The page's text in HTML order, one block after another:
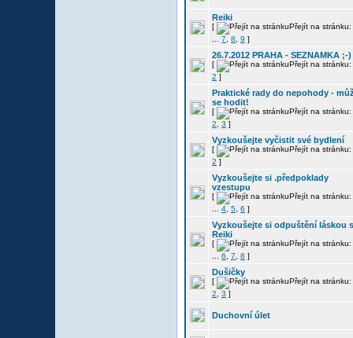
Reiki
[
Přejít na stránku:
7 8 9 ]
26.7.2012 PRAHA - SEZNAMKA ;-)
[
Přejít na stránku:
2 ]
Praktické rady do nepohody -
se hodit!
[
Přejít na stránku:
2
3 ]
Vyzkoušejte vyčistit své bydlení
[
Přejít na stránku:
2 ]
Vyzkoušejte si .předpoklady
vzestupu
[
Přejít na stránku:
4 5 6 ]
Vyzkoušejte si odpuštění láskou s
Reiki
[
Přejít na stránku:
6 7 8 ]
Dušičky
[
Přejít na stránku:
2
3 ]
Duchovní úlet